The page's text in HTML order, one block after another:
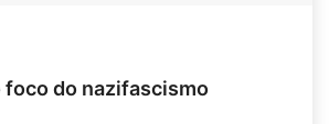
foco do nazifascismo